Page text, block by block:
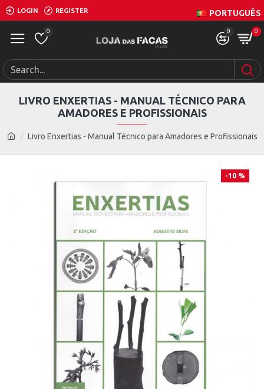
LOGIN REGISTER PORTUGUÊS
0 0 0
Livro Enxertias - Manual Técnico para Amadores e Profissionais
LIVRO ENXERTIAS - MANUAL TÉCNICO PARA
AMADORES E PROFISSIONAIS
-10 %